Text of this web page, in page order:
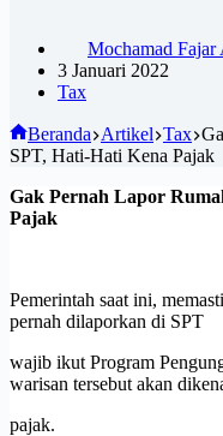
Mochamad Fajar
3 Januari 2022
Tax
Beranda Artikel Tax
SPT, Hati-Hati Kena Pajak
Gak Pernah Lapor
Pajak
Pemerintah saat ini,
pernah dilaporkan di SPT
wajib ikut Program
warisan tersebut akan
pajak.